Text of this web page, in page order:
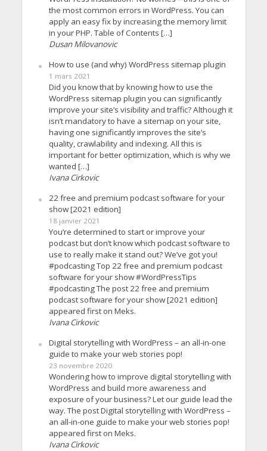
the most common errors in WordPress. You can
apply an easy fix by increasing the memory limit
in your PHP. Table of Contents […]
Dusan Milovanovic
How to use (and why) WordPress sitemap plugin
1 mars 2021
Did you know that by knowing how to use the
WordPress sitemap plugin you can significantly
improve your site’s visibility and traffic? Although it
isn’t mandatory to have a sitemap on your site,
having one significantly improves the site’s
quality, crawlability and indexing. All this is
important for better optimization, which is why we
wanted […]
Ivana Cirkovic
22 free and premium podcast software for your
show [2021 edition]
18 janvier 2021
You’re determined to start or improve your
podcast but don’t know which podcast software to
use to really make it stand out? We’ve got you!
#podcasting Top 22 free and premium podcast
software for your show #WordPressTips
#podcasting The post 22 free and premium
podcast software for your show [2021 edition]
appeared first on Meks.
Ivana Cirkovic
Digital storytelling with WordPress – an all-in-one
guide to make your web stories pop!
23 novembre 2020
Wondering how to improve digital storytelling with
WordPress and build more awareness and
exposure of your business? Let our guide lead the
way. The post Digital storytelling with WordPress –
an all-in-one guide to make your web stories pop!
appeared first on Meks.
Ivana Cirkovic